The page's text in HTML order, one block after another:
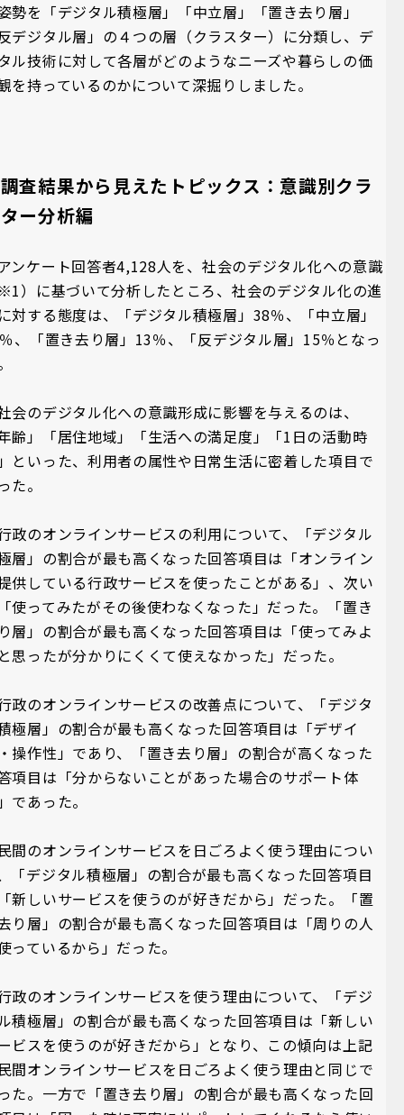
勢を「デジタル積極層」「中立層」「置き去り層」
デジタル層」の４つの層（クラスター）に分類し、デ
ル技術に対して各層がどのようなニーズや暮らしの価
を持っているのかについて深掘りしました。
査結果から見えたトピックス：意識別クラ
ー分析編
ンケート回答者4,128人を、社会のデジタル化への意識
）に基づいて分析したところ、社会のデジタル化の進
対する態度は、「デジタル積極層」38％、「中立層」
、「置き去り層」13％、「反デジタル層」15％となっ
会のデジタル化への意識形成に影響を与えるのは、
齢」「居住地域」「生活への満足度」「1日の活動時
といった、利用者の属性や日常生活に密着した項目で
た。
政のオンラインサービスの利用について、「デジタル
層」の割合が最も高くなった回答項目は「オンライン
供している行政サービスを使ったことがある」、次い
使ってみたがその後使わなくなった」だった。「置き
層」の割合が最も高くなった回答項目は「使ってみよ
思ったが分かりにくくて使えなかった」だった。
政のオンラインサービスの改善点について、「デジタ
極層」の割合が最も高くなった回答項目は「デザイ
操作性」であり、「置き去り層」の割合が高くなった
項目は「分からないことがあった場合のサポート体
であった。
間のオンラインサービスを日ごろよく使う理由につい
「デジタル積極層」の割合が最も高くなった回答項目
新しいサービスを使うのが好きだから」だった。「置
り層」の割合が最も高くなった回答項目は「周りの人
っているから」だった。
政のオンラインサービスを使う理由について、「デジ
積極層」の割合が最も高くなった回答項目は「新しい
ビスを使うのが好きだから」となり、この傾向は上記
間オンラインサービスを日ごろよく使う理由と同じで
た。一方で「置き去り層」の割合が最も高くなった回